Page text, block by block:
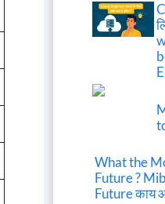
What the
Future ?
Future काय